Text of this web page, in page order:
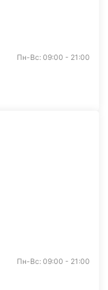
Пн-Вс: 09:00 - 21:00
Пн-Вс: 09:00 - 21:00